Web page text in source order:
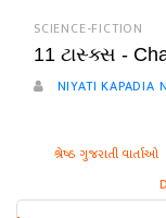
SCIENCE-FICTION
11 ટાસ્ક્સ -
NIYATI KAPADIA
શ્રેષ્ઠ ગુજરાતી વાર્તાઓ